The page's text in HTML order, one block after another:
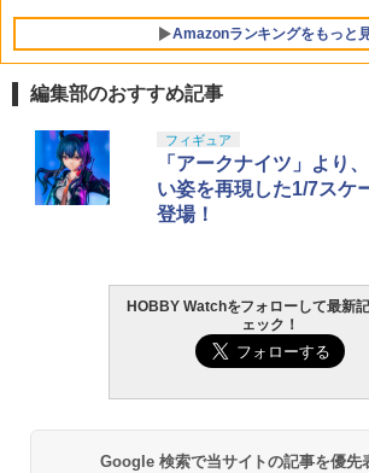
Amazonランキングをもっと
BANDAI SPIRITS(バ
HG 機動新世紀ガンダ
パルド 1/144スケー
デル
BANDAI SPIRITS(バ
機動警察パトレイバー
みプラモデル
東京マルイ(TOKYO
ト ガバメント HG 18
ハンドガン
￥3,384
東京マルイ (TOKYO
バックマシンガン
小銃 18歳以上 ガスブ
￥220,000
LOCTITE(ロックタイ
プレミアム 220ml
￥962
GSIクレオス Mr.トッ
ミアムトップコート
ホビー用仕上材 B601
￥748
編集部のおすすめ記事
フィギュア
「アークナイツ」より
い姿を再現した1/7スケ
登場！
HOBBY Watchをフォローして最新
ェック！
Google 検索で当サイトの記事を優先